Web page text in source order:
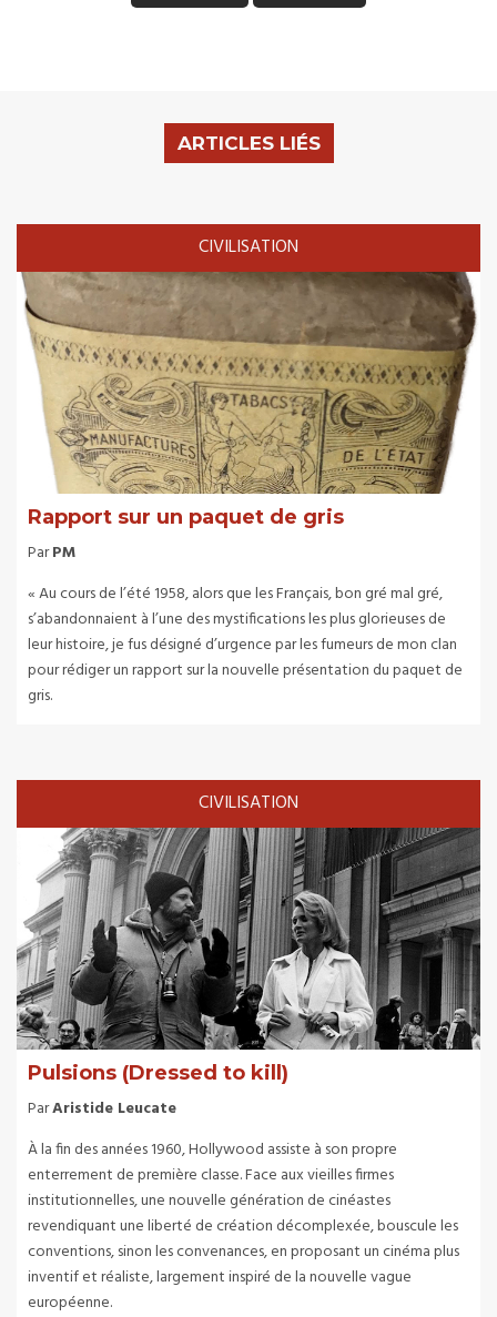
ARTICLES LIÉS
CIVILISATION
Rapport sur un paquet de gris
ParPM
« Au cours de l’été 1958, alors que les Français, bon gré mal gré,
s’abandonnaient à l’une des mystifications les plus glorieuses de
leur histoire, je fus désigné d’urgence par les fumeurs de mon clan
pour rédiger un rapport sur la nouvelle présentation du paquet de
gris.
CIVILISATION
Pulsions (Dressed to kill)
ParAristide Leucate
À la fin des années 1960, Hollywood assiste à son propre
enterrement de première classe. Face aux vieilles firmes
institutionnelles, une nouvelle génération de cinéastes
revendiquant une liberté de création décomplexée, bouscule les
conventions, sinon les convenances, en proposant un cinéma plus
inventif et réaliste, largement inspiré de la nouvelle vague
européenne.